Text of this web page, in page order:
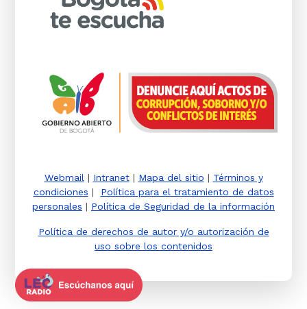
Webmail | Intranet| Mapa del sitio | Términos y
condiciones | Política para el tratamiento de datos
personales | Política de Seguridad de la información
Política de derechos de autor y/o autorización de
uso sobre los contenidos